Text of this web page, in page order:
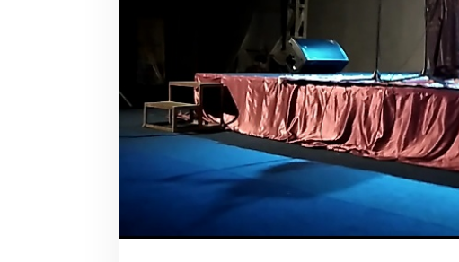
B
u
n
d
a
E
v
a
T
e
a